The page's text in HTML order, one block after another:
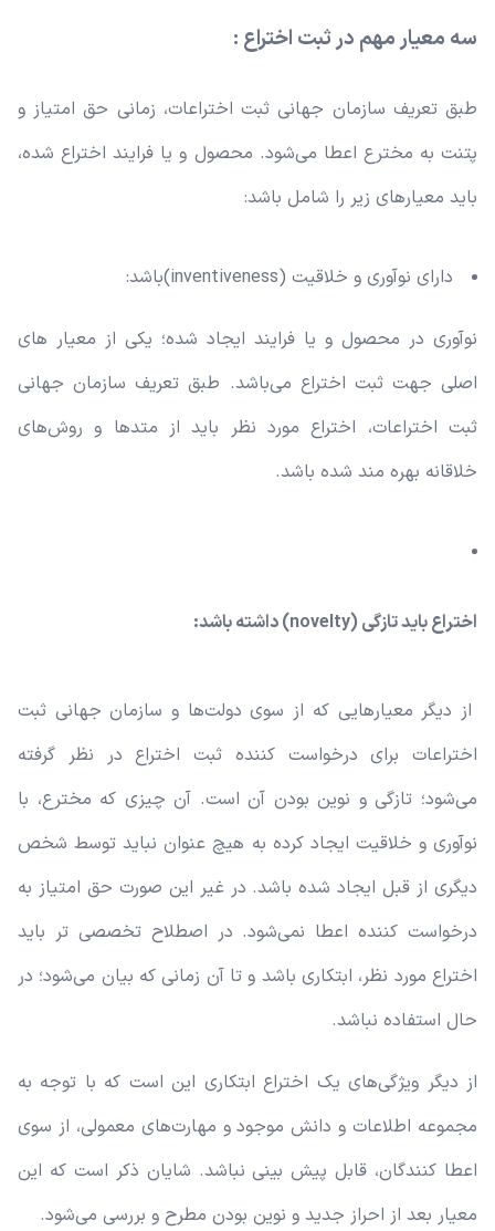
سه معیار مهم در ثبت اختراع :
طبق تعریف سازمان جهانی ثبت اختراعات، زمانی حق امتیاز و
پتنت به مخترع اعطا می‌شود. محصول و یا فرایند اختراع شده،
باید معیارهای زیر را شامل باشد:
دارای نوآوری و خلاقیت (inventiveness)باشد:
نوآوری در محصول و یا فرایند ایجاد شده؛ یکی از معیار های
اصلی جهت ثبت اختراع می‌باشد. طبق تعریف سازمان جهانی
ثبت اختراعات، اختراع مورد نظر باید از متدها و روش‌های
خلاقانه بهره مند شده باشد.
اختراع باید تازگی (novelty) داشته باشد:
از دیگر معیارهایی که از سوی دولت‌ها و سازمان جهانی ثبت
اختراعات برای درخواست کننده ثبت اختراع در نظر گرفته
می‌شود؛ تازگی و نوین بودن آن است. آن چیزی که مخترع، با
نوآوری و خلاقیت ایجاد کرده به هیچ عنوان نباید توسط شخص
دیگری از قبل ایجاد شده باشد. در غیر این صورت حق امتیاز به
درخواست کننده اعطا نمی‌شود. در اصطلاح تخصصی تر باید
اختراع مورد نظر، ابتکاری باشد و تا آن زمانی که بیان می‌شود؛ در
حال استفاده نباشد.
از دیگر ویژگی‌های یک اختراع ابتکاری این است که با توجه به
مجموعه اطلاعات و دانش موجود و مهارت‌های معمولی، از سوی
اعطا کنندگان، قابل پیش بینی نباشد. شایان ذکر است که این
معیار بعد از احراز جدید و نوین بودن مطرح و بررسی می‌شود.